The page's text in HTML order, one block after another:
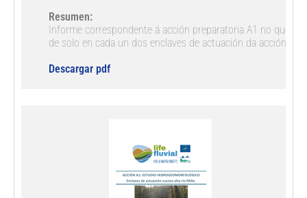
Resumen:
Informe correspondente á acción preparatoria A1 no que
de solo en cada un dos enclaves de actuación da acción de
Descargar pdf